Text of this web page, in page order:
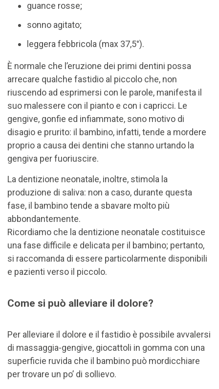
guance rosse;
sonno agitato;
leggera febbricola (max 37,5°).
È normale che l’eruzione dei primi dentini possa
arrecare qualche fastidio al piccolo che, non
riuscendo ad esprimersi con le parole, manifesta il
suo malessere con il pianto e con i capricci. Le
gengive, gonfie ed infiammate, sono motivo di
disagio e prurito: il bambino, infatti, tende a mordere
proprio a causa dei dentini che stanno urtando la
gengiva per fuoriuscire.
La dentizione neonatale, inoltre, stimola la
produzione di saliva: non a caso, durante questa
fase, il bambino tende a sbavare molto più
abbondantemente.
Ricordiamo che la dentizione neonatale costituisce
una fase difficile e delicata per il bambino; pertanto,
si raccomanda di essere particolarmente disponibili
e pazienti verso il piccolo.
Come si può alleviare il dolore?
Per alleviare il dolore e il fastidio è possibile avvalersi
di massaggia-gengive, giocattoli in gomma con una
superficie ruvida che il bambino può mordicchiare
per trovare un po’ di sollievo.